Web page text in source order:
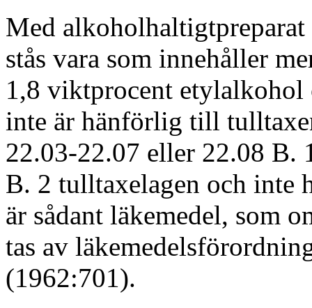
Med
stås vara som innehåller
1,8 viktprocent etylalkohol
inte är hänförlig till
22.03-22.07 eller 22.08 B.
B. 2 tulltaxelagen och inte
är sådant läkemedel, som
tas av
(1962:701).